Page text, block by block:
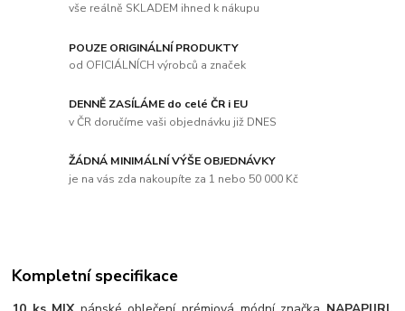
vše reálně SKLADEM ihned k nákupu
POUZE ORIGINÁLNÍ PRODUKTY
od OFICIÁLNÍCH výrobců a značek
DENNĚ ZASÍLÁME do celé ČR i EU
v ČR doručíme vaši objednávku již DNES
ŽÁDNÁ MINIMÁLNÍ VÝŠE OBJEDNÁVKY
je na vás zda nakoupíte za 1 nebo 50 000 Kč
Kompletní specifikace